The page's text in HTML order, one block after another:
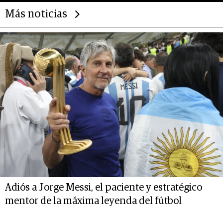
Más noticias
Adiós a Jorge Messi, el paciente y estratégico
mentor de la máxima leyenda del fútbol